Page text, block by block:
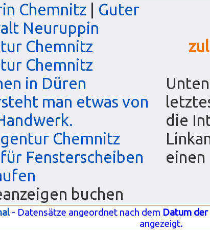
Chemnitz
Guter
Neuruppin
Chemnitz
Chemnitz
in Düren
man etwas von
Chemnitz
Fensterscheiben
buchen
die
einen
- Datensätze angeordnet nach dem Datum
angezeigt.